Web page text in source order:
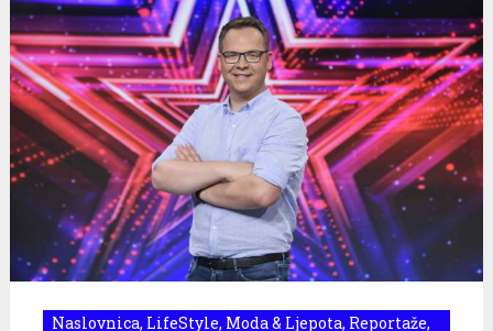
Naslovnica, LifeStyle, Moda & Ljepota, Reportaže,